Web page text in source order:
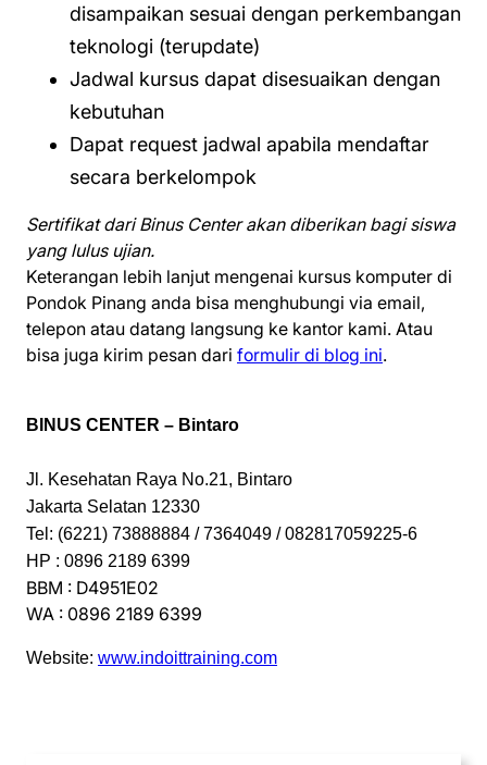
disampaikan sesuai dengan perkembangan
teknologi (terupdate)
Jadwal kursus dapat disesuaikan dengan
kebutuhan
Dapat request jadwal apabila mendaftar
secara berkelompok
Sertifikat dari Binus Center akan diberikan bagi siswa
yang lulus ujian.
Keterangan lebih lanjut mengenai kursus komputer di
Pondok Pinang anda bisa menghubungi via email,
telepon atau datang langsung ke kantor kami. Atau
bisa juga kirim pesan dari formulir di blog ini.
BINUS CENTER – Bintaro
Jl. Kesehatan Raya No.21, Bintaro
Jakarta Selatan 12330
Tel: (6221) 73888884 / 7364049 / 082817059225-6
HP : 0896 2189 6399
BBM : D4951E02
WA : 0896 2189 6399
Website: www.indoittraining.com